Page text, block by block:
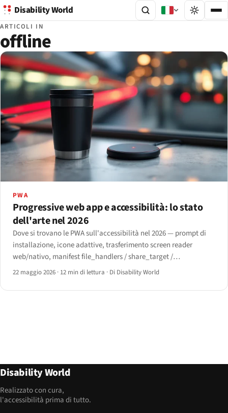
Disability World
ARTICOLI IN
offline
PWA
Progressive web app e accessibilità: lo stato
dell'arte nel 2026
Dove si trovano le PWA sull'accessibilità nel 2026 — prompt di
installazione, icone adattive, trasferimento screen reader
web/nativo, manifest file_handlers / share_target /
window_controls_overlay, comportamento offline delle
22 maggio 2026 · 12 min di lettura · Di Disability World
Disability World
Realizzato con cura,
l'accessibilità prima di tutto.